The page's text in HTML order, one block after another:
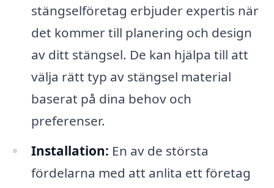
stängselföretag erbjuder expertis när
det kommer till planering och design
av ditt stängsel. De kan hjälpa till att
välja rätt typ av stängsel material
baserat på dina behov och
preferenser.
Installation: En av de största
fördelarna med att anlita ett företag